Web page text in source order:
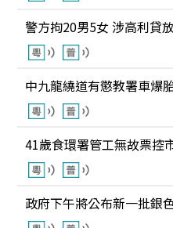
警方拘20男5女 涉高利貸
中九龍繞道有懲教署車爆
41歲食環署管工無故票控
政府下午將公布新一批銀